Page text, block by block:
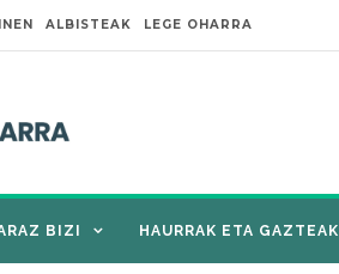
ALBISTEAK LEGE OHARRA
BIZI HAURRAK ETA GAZTEAK